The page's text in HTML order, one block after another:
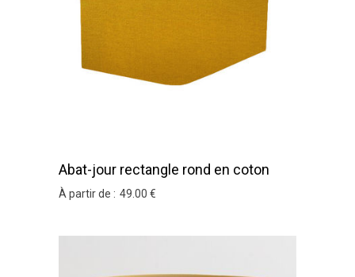
Abat-jour rectangle rond en coton
moutarde
À partir de : 49 .00 €